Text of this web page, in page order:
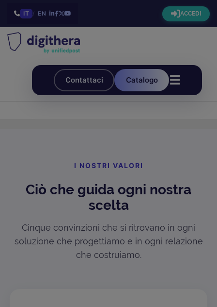
IT / EN ACCEDI
Contattaci Catalogo ☰
I NOSTRI VALORI
Ciò che guida ogni nostra
scelta
Cinque convinzioni che si ritrovano in ogni
soluzione che progettiamo e in ogni relazione
che costruiamo.